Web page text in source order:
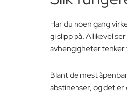
Har du noen gang
gi slipp på. Allikevel
avhengigheter tenker
Blant de mest
abstinenser, og det